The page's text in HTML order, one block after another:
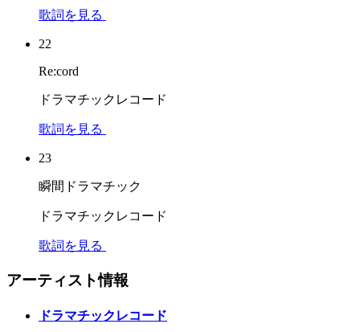
歌詞を見る
22
Re:cord
ドラマチックレコード
歌詞を見る
23
瞬間ドラマチック
ドラマチックレコード
歌詞を見る
アーティスト情報
ドラマチックレコード